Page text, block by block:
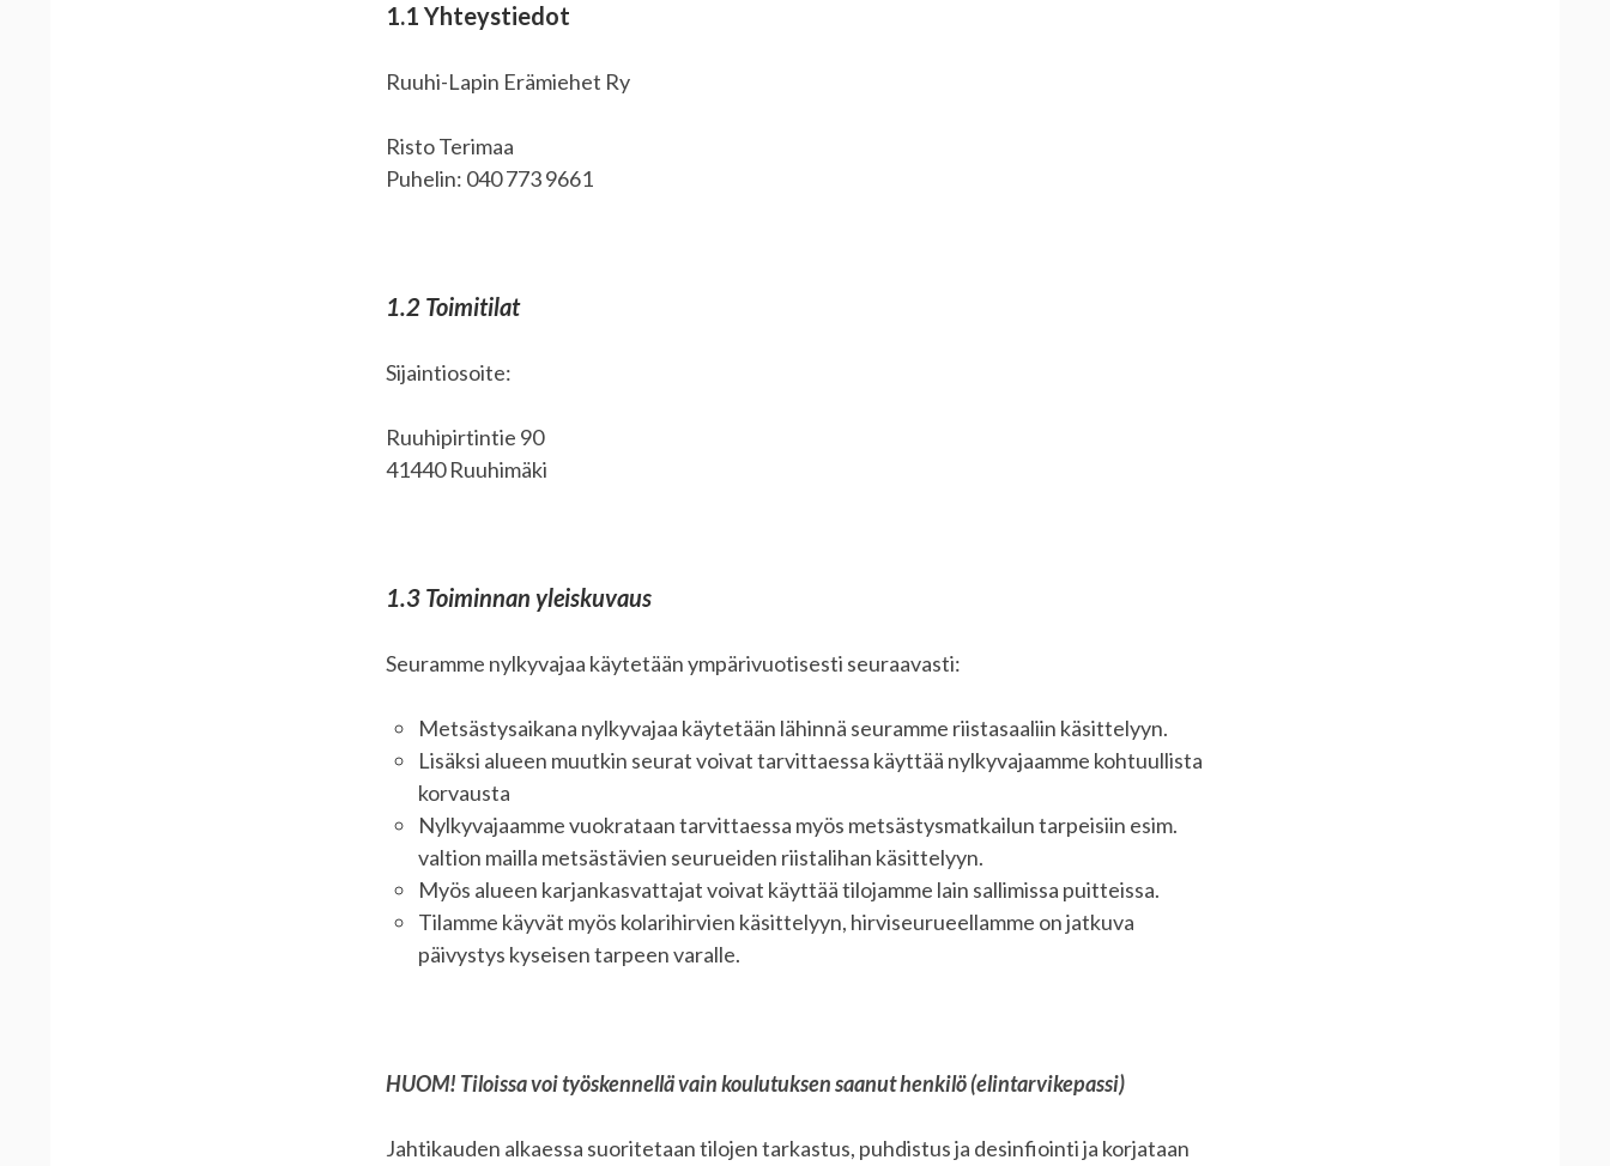
1.1 Yhteystiedot
Ruuhi-Lapin Erämiehet Ry
Risto Terimaa
Puhelin: 040 773 9661
1.2 Toimitilat
Sijaintiosoite:
Ruuhipirtintie 90
41440 Ruuhimäki
1.3 Toiminnan yleiskuvaus
Seuramme nylkyvajaa käytetään ympärivuotisesti seuraavasti:
Metsästysaikana nylkyvajaa käytetään lähinnä seuramme riistasaaliin käsittelyyn.
Lisäksi alueen muutkin seurat voivat tarvittaessa käyttää nylkyvajaamme kohtuullista
korvausta
Nylkyvajaamme vuokrataan tarvittaessa myös metsästysmatkailun tarpeisiin esim.
valtion mailla metsästävien seurueiden riistalihan käsittelyyn.
Myös alueen karjankasvattajat voivat käyttää tilojamme lain sallimissa puitteissa.
Tilamme käyvät myös kolarihirvien käsittelyyn, hirviseurueellamme on jatkuva
päivystys kyseisen tarpeen varalle.
HUOM! Tiloissa voi työskennellä vain koulutuksen saanut henkilö (elintarvikepassi)
Jahtikauden alkaessa suoritetaan tilojen tarkastus, puhdistus ja desinfiointi ja korjataan